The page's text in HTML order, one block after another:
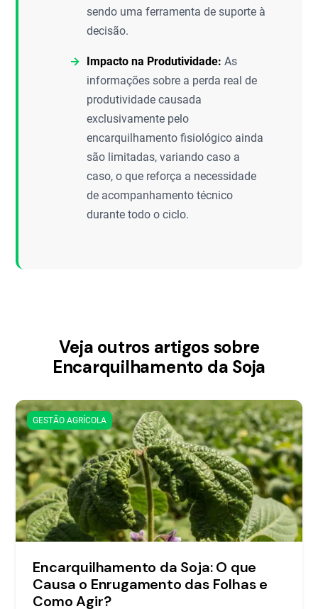
sendo uma ferramenta de suporte à
decisão.
Impacto na Produtividade: As
informações sobre a perda real de
produtividade causada
exclusivamente pelo
encarquilhamento fisiológico ainda
são limitadas, variando caso a
caso, o que reforça a necessidade
de acompanhamento técnico
durante todo o ciclo.
Veja outros artigos sobre
Encarquilhamento da Soja
GESTÃO AGRÍCOLA
Encarquilhamento da Soja: O que
Causa o Enrugamento das Folhas e
Como Agir?